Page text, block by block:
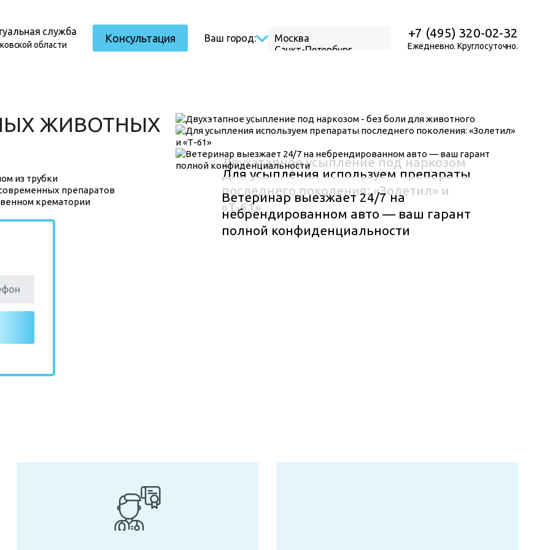
служба
области
Консультация Ваш город:
Москва
Санкт-Петербург
+7 (495) 320-02-32
Ежедневно. Круглосуточно.
ЖИВОТНЫХ
из трубки
препаратов
крематории
Двухэтапное усыпление под наркозом
- без боли для животного
Для усыпления используем препараты
последнего поколения: «Золетил» и
«Т-61»
Ветеринар выезжает 24/7 на
небрендированном авто — ваш гарант
полной конфиденциальности